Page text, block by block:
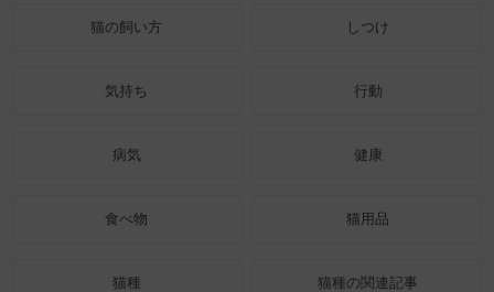
猫の飼い方 しつけ
気持ち 行動
病気 健康
食べ物 猫用品
猫種 猫種の関連記事